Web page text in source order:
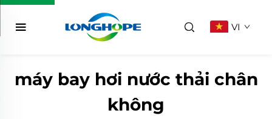
VI
máy bay hơi nước thải chân
không